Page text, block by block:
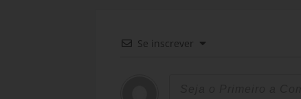
Se inscrever